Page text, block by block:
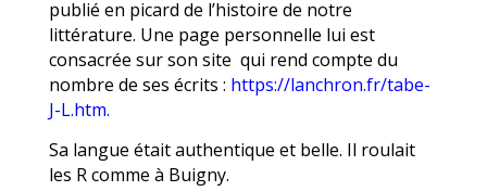
publié en picard de l’histoire de notre
littérature. Une page personnelle lui est
consacrée sur son site qui rend compte du
nombre de ses écrits : https://lanchron.fr/tabe-
J-L.htm.
Sa langue était authentique et belle. Il roulait
les R comme à Buigny.